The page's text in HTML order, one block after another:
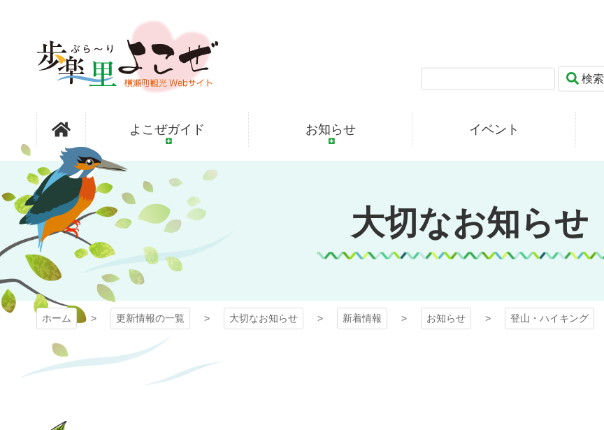
キ
プ
歩楽～里
（ぶら～
り）よこぜ
検索
よこぜガイド お知らせ イベント
大切なお知らせ
ホーム 更新情報の一覧 大切なお知らせ 新着情報 お知らせ 登山・ハイキング